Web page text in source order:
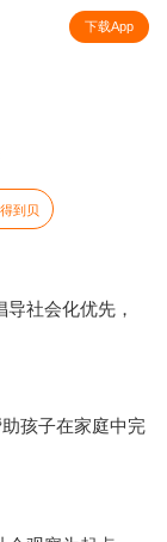
下载App
得到贝
社会化优先，
孩子在家庭中完